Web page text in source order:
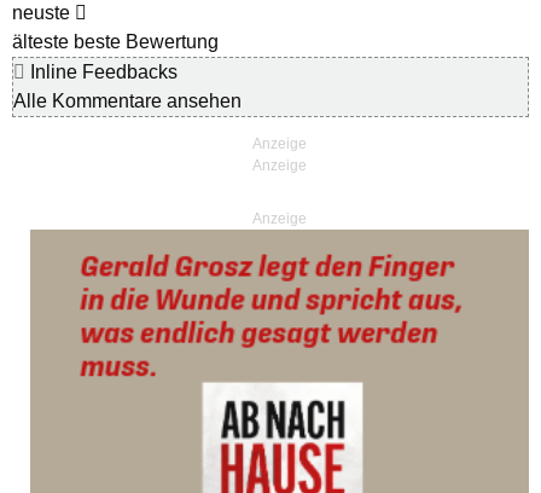
neuste
älteste beste Bewertung
Inline Feedbacks
Alle Kommentare ansehen
Anzeige